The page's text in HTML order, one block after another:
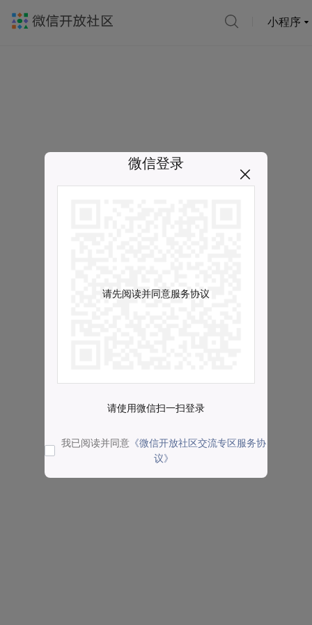
小程序
微信登录
请先阅读并同意服务协议
请使用微信扫一扫登录
我已阅读并同意 《微信开放社区交流专区服务协
议》